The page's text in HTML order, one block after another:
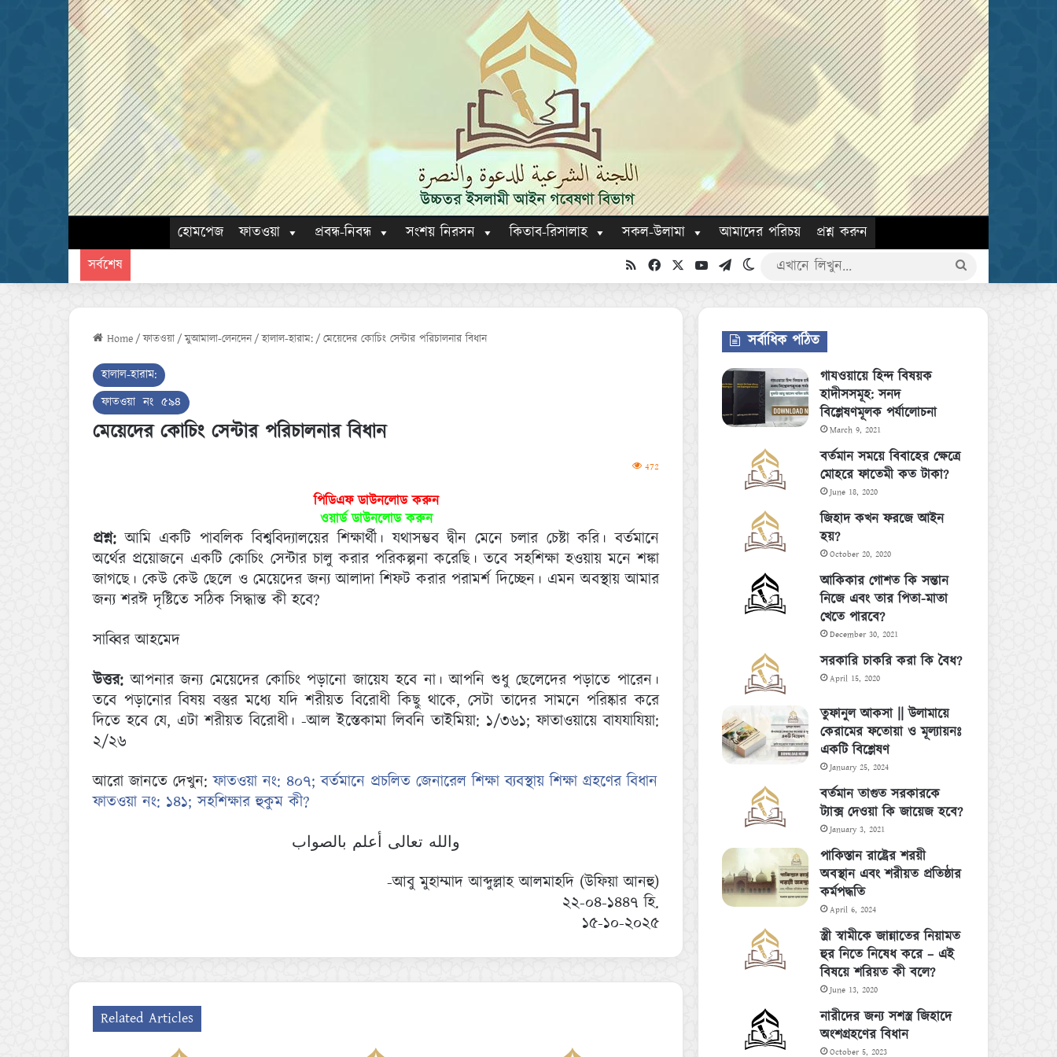
হোমপেজ ফাতওয়া প্রবন্ধ-নিবন্ধ সংশয় নিরসন কিতাব-রিসালাহ সকল-উলামা আমাদের পরিচয় প্রশ্ন করুন
সর্বশেষ RSS Facebook YouTubeTelegramSwitch skin
Home/ ফাতওয়া/ মুআমালা-লেনদেন/ হালাল-হারাম:/ মেয়েদের কোচিং সেন্টার পরিচালনার বিধান
হালাল-হারাম:
ফাতওয়া নং ৫৯৪
মেয়েদের কোচিং সেন্টার পরিচালনার বিধান
472
পিডিএফ ডাউনলোড করুন
ওয়ার্ড ডাউনলোড করুন
প্রশ্ন: আমি একটি পাবলিক বিশ্ববিদ্যালয়ের শিক্ষার্থী। যথাসম্ভব দ্বীন মেনে চলার চেষ্টা করি। বর্তমানে
অর্থের প্রয়োজনে একটি কোচিং সেন্টার চালু করার পরিকল্পনা করেছি। তবে সহশিক্ষা হওয়ায় মনে শঙ্কা
জাগছে। কেউ কেউ ছেলে ও মেয়েদের জন্য আলাদা শিফট করার পরামর্শ দিচ্ছেন। এমন অবস্থায় আমার
জন্য শরঈ দৃষ্টিতে সঠিক সিদ্ধান্ত কী হবে?
সাব্বির আহমেদ
উত্তর: আপনার জন্য মেয়েদের কোচিং পড়ানো জায়েয হবে না। আপনি শুধু ছেলেদের পড়াতে পারেন।
তবে পড়ানোর বিষয় বস্তুর মধ্যে যদি শরীয়ত বিরোধী কিছু থাকে, সেটা তাদের সামনে পরিষ্কার করে
দিতে হবে যে, এটা শরীয়ত বিরোধী। -আল ইস্তেকামা লিবনি তাইমিয়া: ১/৩৬১; ফাতাওয়ায়ে বাযযাযিয়া:
২/২৬
আরো জানতে দেখুন:ফাতওয়া নং: ৪০৭; বর্তমানে প্রচলিত জেনারেল শিক্ষা ব্যবস্থায় শিক্ষা গ্রহণের বিধান
ফাতওয়া নং: ১৪১; সহশিক্ষার হুকুম কী?
والله تعالى أعلم بالصواب
-আবু মুহাম্মাদ আব্দুল্লাহ আলমাহদি (উফিয়া আনহু)
২২-০৪-১৪৪৭ হি.
১৫-১০-২০২৫
Related Articles
সর্বাধিক পঠিত
গাযওয়ায়ে হিন্দ বিষয়ক
হাদীসসমূহ: সনদ
বিশ্লেষণমূলক পর্যালোচনা
March 9, 2021
বর্তমান সময়ে বিবাহের ক্ষেত্রে
মোহরে ফাতেমী কত টাকা?
June 18, 2020
জিহাদ কখন ফরজে আইন
হয়?
October 20, 2020
আকিকার গোশত কি সন্তান
নিজে এবং তার পিতা-মাতা
খেতে পারবে?
December 30, 2021
সরকারি চাকরি করা কি বৈধ?
April 15, 2020
তুফানুল আকসা || উলামায়ে
কেরামের ফতোয়া ও মূল্যায়নঃ
একটি বিশ্লেষণ
January 25, 2024
বর্তমান তাগুত সরকারকে
ট্যাক্স দেওয়া কি জায়েজ হবে?
January 3, 2021
পাকিস্তান রাষ্ট্রের শরয়ী
অবস্থান এবং শরীয়ত প্রতিষ্ঠার
কর্মপদ্ধতি
April 6, 2024
স্ত্রী স্বামীকে জান্নাতের নিয়ামত
হুর নিতে নিষেধ করে – এই
বিষয়ে শরিয়ত কী বলে?
June 13, 2020
নারীদের জন্য সশস্ত্র জিহাদে
অংশগ্রহণের বিধান
October 5, 2023